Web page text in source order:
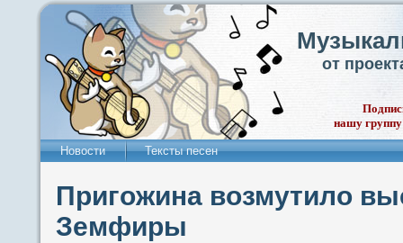
от
нашу
Новости Тексты песен
Пригожина возмутило
Земфиры